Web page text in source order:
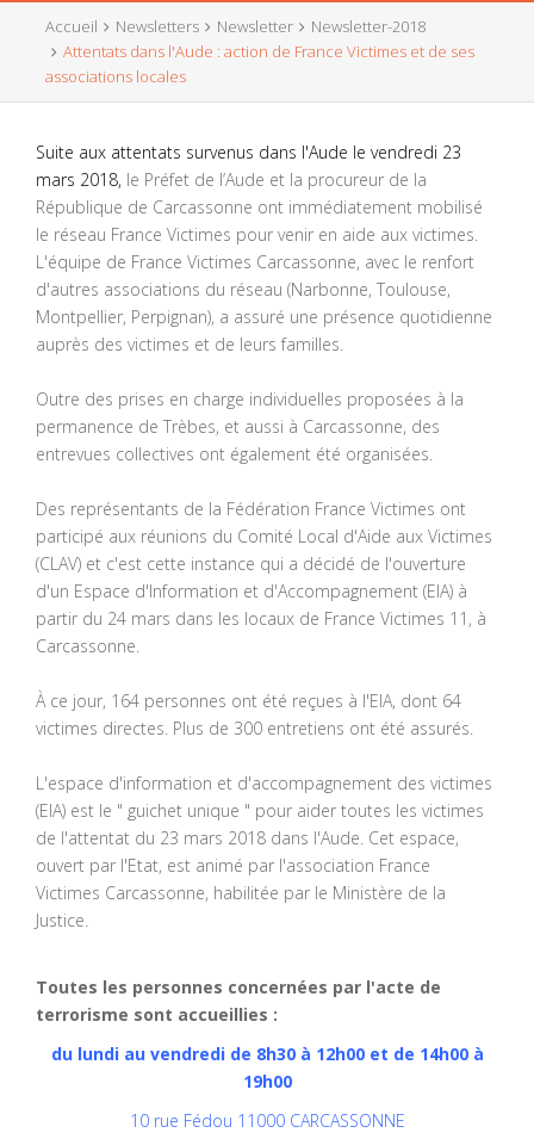
Accueil Newsletters Newsletter
Newsletter-2018
Attentats dans l'Aude : action de France Victimes et de ses
associations locales
Suite aux attentats survenus dans l'Aude le vendredi 23
mars 2018, le Préfet de l’Aude et la procureur de la
République de Carcassonne ont immédiatement mobilisé
le réseau France Victimes pour venir en aide aux victimes.
L'équipe de France Victimes Carcassonne, avec le renfort
d'autres associations du réseau (Narbonne, Toulouse,
Montpellier, Perpignan), a assuré une présence quotidienne
auprès des victimes et de leurs familles.
Outre des prises en charge individuelles proposées à la
permanence de Trèbes, et aussi à Carcassonne, des
entrevues collectives ont également été organisées.
Des représentants de la Fédération France Victimes ont
participé aux réunions du Comité Local d'Aide aux Victimes
(CLAV) et c'est cette instance qui a décidé de l'ouverture
d'un Espace d'Information et d'Accompagnement (EIA) à
partir du 24 mars dans les locaux de France Victimes 11, à
Carcassonne.
À ce jour, 164 personnes ont été reçues à l'EIA, dont 64
victimes directes. Plus de 300 entretiens ont été assurés.
L'espace d'information et d'accompagnement des victimes
(EIA) est le " guichet unique " pour aider toutes les victimes
de l'attentat du 23 mars 2018 dans l'Aude. Cet espace,
ouvert par l'Etat, est animé par l'association France
Victimes Carcassonne, habilitée par le Ministère de la
Justice.
Toutes les personnes concernées par l'acte de
terrorisme sont accueillies :
du lundi au vendredi de 8h30 à 12h00 et de 14h00 à
19h00
10 rue Fédou 11000 CARCASSONNE